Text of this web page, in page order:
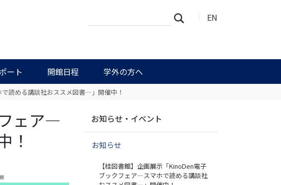
EN
ート 開館日程 学外の方へ
イ
細
読める講談社おススメ図書―」開催中！
ェア―
！
ゲ
お知らせ・イベント
お知らせ
【桂図書館】企画展示「KinoDen電子
ブックフェア―スマホで読める講談社